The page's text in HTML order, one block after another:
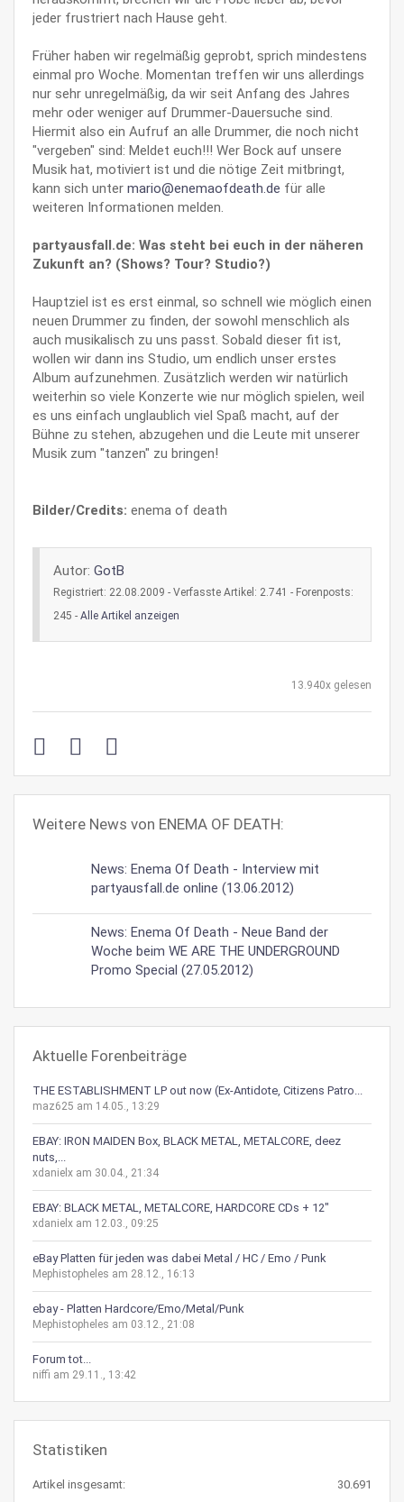
jeder frustriert nach Hause geht.
Früher haben wir regelmäßig geprobt, sprich mindestens
einmal pro Woche. Momentan treffen wir uns allerdings
nur sehr unregelmäßig, da wir seit Anfang des Jahres
mehr oder weniger auf Drummer-Dauersuche sind.
Hiermit also ein Aufruf an alle Drummer, die noch nicht
"vergeben" sind: Meldet euch!!! Wer Bock auf unsere
Musik hat, motiviert ist und die nötige Zeit mitbringt,
kann sich unter mario@enemaofdeath.de für alle
weiteren Informationen melden.
partyausfall.de: Was steht bei euch in der näheren
Zukunft an? (Shows? Tour? Studio?)
Hauptziel ist es erst einmal, so schnell wie möglich einen
neuen Drummer zu finden, der sowohl menschlich als
auch musikalisch zu uns passt. Sobald dieser fit ist,
wollen wir dann ins Studio, um endlich unser erstes
Album aufzunehmen. Zusätzlich werden wir natürlich
weiterhin so viele Konzerte wie nur möglich spielen, weil
es uns einfach unglaublich viel Spaß macht, auf der
Bühne zu stehen, abzugehen und die Leute mit unserer
Musik zum "tanzen" zu bringen!
Bilder/Credits: enema of death
Autor: GotB
Registriert: 22.08.2009 - Verfasste Artikel: 2.741 - Forenposts:
245 - Alle Artikel anzeigen
13.940x gelesen
Weitere News von ENEMA OF DEATH:
News: Enema Of Death - Interview mit
partyausfall.de online (13.06.2012)
News: Enema Of Death - Neue Band der
Woche beim WE ARE THE UNDERGROUND
Promo Special (27.05.2012)
Aktuelle Forenbeiträge
THE ESTABLISHMENT LP out now (Ex-Antidote, Citizens Patro...
maz625 am 14.05., 13:29
EBAY: IRON MAIDEN Box, BLACK METAL, METALCORE, deez
nuts,...
xdanielx am 30.04., 21:34
EBAY: BLACK METAL, METALCORE, HARDCORE CDs + 12"
xdanielx am 12.03., 09:25
eBay Platten für jeden was dabei Metal / HC / Emo / Punk
Mephistopheles am 28.12., 16:13
ebay - Platten Hardcore/Emo/Metal/Punk
Mephistopheles am 03.12., 21:08
Forum tot...
niffi am 29.11., 13:42
Statistiken
Artikel insgesamt: 30.691